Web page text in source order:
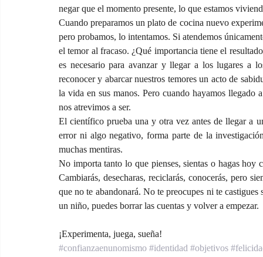
negar que el momento presente, lo que estamos
Cuando preparamos un plato de cocina nuevo
pero probamos, lo intentamos. Si atendemos
el temor al fracaso. ¿Qué importancia tiene el
es necesario para avanzar y llegar a los lugares a
reconocer y abarcar nuestros temores un acto de
la vida en sus manos. Pero cuando hayamos
nos atrevimos a ser.
El científico prueba una y otra vez antes de llegar a
error ni algo negativo, forma parte de la
muchas mentiras.
No importa tanto lo que pienses, sientas o hagas
Cambiarás, desecharas, reciclarás, conocerás, pero
que no te abandonará. No te preocupes ni te
un niño, puedes borrar las cuentas y volver a empezar.
¡Experimenta, juega, sueña!
#confianzaenunomismo #identidad #objetivos